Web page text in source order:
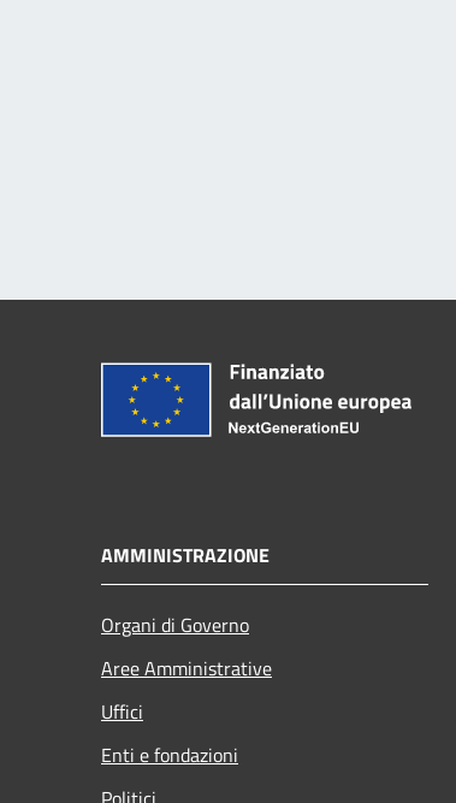
AMMINISTRAZIONE
Organi di Governo
Aree Amministrative
Uffici
Enti e fondazioni